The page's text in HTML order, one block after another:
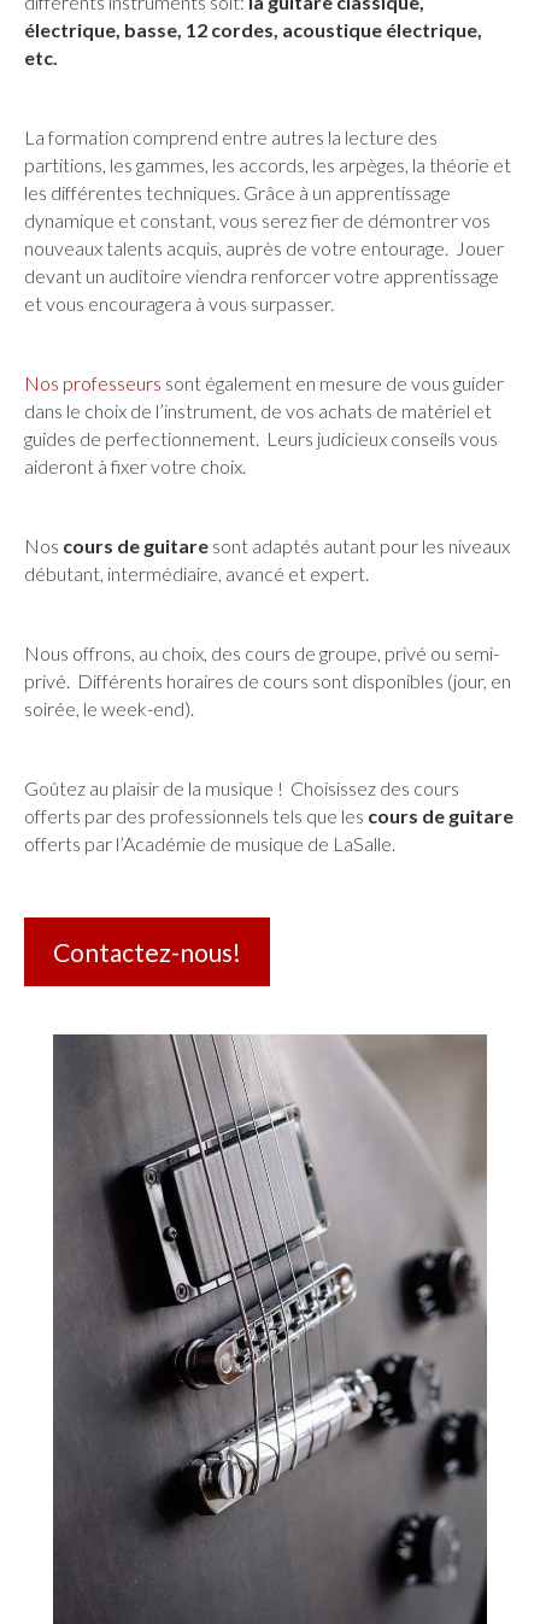
électrique, basse, 12 cordes, acoustique électrique,
etc.
La formation comprend entre autres la lecture des
partitions, les gammes, les accords, les arpèges, la théorie et
les différentes techniques. Grâce à un apprentissage
dynamique et constant, vous serez fier de démontrer vos
nouveaux talents acquis, auprès de votre entourage. Jouer
devant un auditoire viendra renforcer votre apprentissage
et vous encouragera à vous surpasser.
Nos professeurs sont également en mesure de vous guider
dans le choix de l’instrument, de vos achats de matériel et
guides de perfectionnement. Leurs judicieux conseils vous
aideront à fixer votre choix.
Nos cours de guitare sont adaptés autant pour les niveaux
débutant, intermédiaire, avancé et expert.
Nous offrons, au choix, des cours de groupe, privé ou semi-
privé. Différents horaires de cours sont disponibles (jour, en
soirée, le week-end).
Goûtez au plaisir de la musique ! Choisissez des cours
offerts par des professionnels tels que les cours de guitare
offerts par l’Académie de musique de LaSalle.
Contactez-nous!